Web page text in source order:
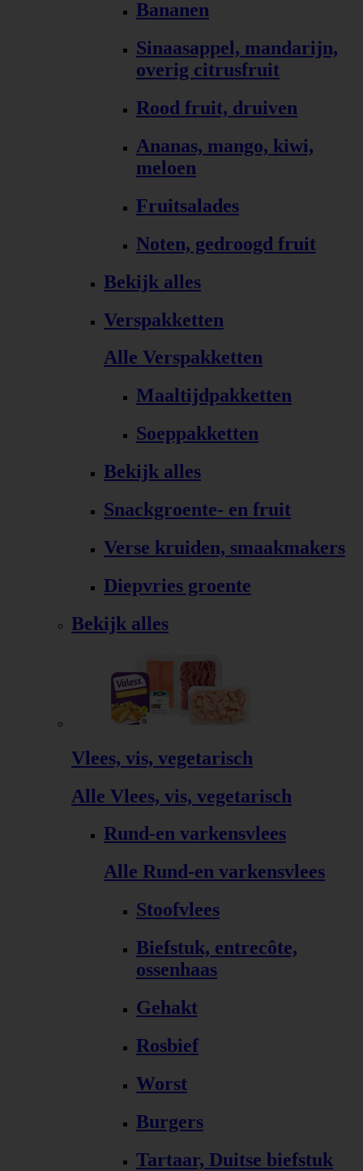
Bananen
Sinaasappel, mandarijn,
overig citrusfruit
Rood fruit, druiven
Ananas, mango, kiwi,
meloen
Fruitsalades
Noten, gedroogd fruit
Bekijk alles
Verspakketten
Alle Verspakketten
Maaltijdpakketten
Soeppakketten
Bekijk alles
Snackgroente- en fruit
Verse kruiden, smaakmakers
Diepvries groente
Bekijk alles
Vlees, vis, vegetarisch
Alle Vlees, vis, vegetarisch
Rund-en varkensvlees
Alle Rund-en varkensvlees
Stoofvlees
Biefstuk, entrecôte,
ossenhaas
Gehakt
Rosbief
Worst
Burgers
Tartaar, Duitse biefstuk